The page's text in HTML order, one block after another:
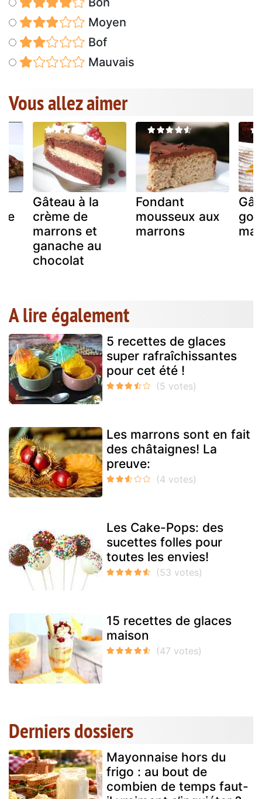
Moyen
Bof
Mauvais
Vous allez aimer
Gâteau à la
crème de
marrons et
ganache au
chocolat
Fondant
mousseux aux
marrons
A lire également
5 recettes de glaces
super rafraîchissantes
pour cet été !
Les marrons sont en fait
des châtaignes! La
preuve:
Les Cake-Pops: des
sucettes folles pour
toutes les envies!
15 recettes de glaces
maison
Derniers dossiers
Mayonnaise hors du
frigo : au bout de
combien de temps faut-